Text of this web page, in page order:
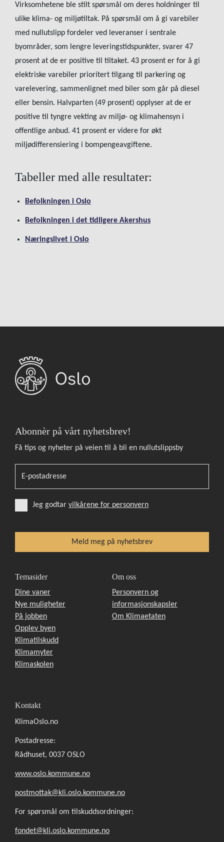
Virksomhetene ble stilt spørsmål om deres holdninger til
ulike klima- og miljøtiltak. På spørsmål om å gi varebiler
med nullutslipp fordeler ved leveranser i sentrale
byområder, som lengre leveringstidspunkter, svarer 47
prosent at de er positive til tiltaket. 43 prosent er for å gi
elektriske varebiler prioritert tilgang til parkering og
varelevering, sammenlignet med biler som går på diesel
eller bensin. Halvparten (49 prosent) opplyser at de er
positive til tyngre vekting av miljø- og klimahensyn i
offentlige anbud. 41 prosent er videre for økt
miljødifferensiering i bompengeavgiftene.
Tabeller med alle resultater:
Befolkningen i Oslo
Befolkningen i det tidligere Akershus
Næringslivet i Oslo
Abonnèr på vårt nyhetsbrev!
Få tips og nyheter på veien til å bli en nullutslippsby
Jeg godtar vilkårene for personvern
Temasider
Dine vaner
Nye muligheter
På jobben
Opplev byen
Klimatilskudd
Klimamyter
Klimaskolen
Om oss
Personvern og
informasjonskapsler
Om Klimaetaten
Kontakt
KlimaOslo.no
Postadresse:
Rådhuset, 0037 OSLO
www.oslo.kommune.no
postmottak@kli.oslo.kommune.no
For spørsmål om tilskuddsordninger:
fondet@kli.oslo.kommune.no